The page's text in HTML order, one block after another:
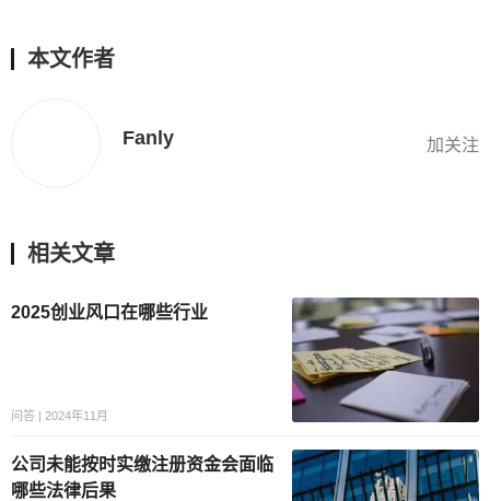
本文作者
Fanly 加关注
相关文章
2025创业风口在哪些行业
问答 | 2024年11月
公司未能按时实缴注册资金会面临
哪些法律后果